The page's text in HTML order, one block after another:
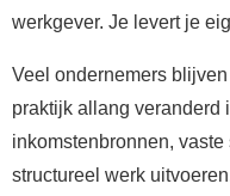
werkgever. Je levert je
Veel ondernemers
praktijk allang veranderd
inkomstenbronnen,
structureel werk